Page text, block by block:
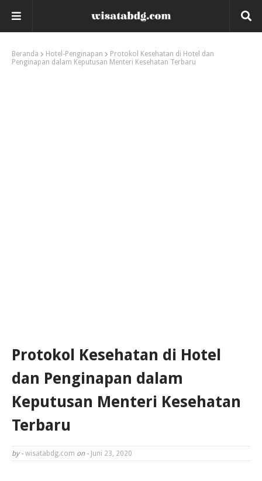
Beranda Hotel-Penginapan
Protokol Kesehatan di Hotel dan
Penginapan dalam Keputusan Menteri Kesehatan Terbaru
Protokol Kesehatan di Hotel
dan Penginapan dalam
Keputusan Menteri Kesehatan
Terbaru
by - wisatabdg.com on - Juni 23, 2020